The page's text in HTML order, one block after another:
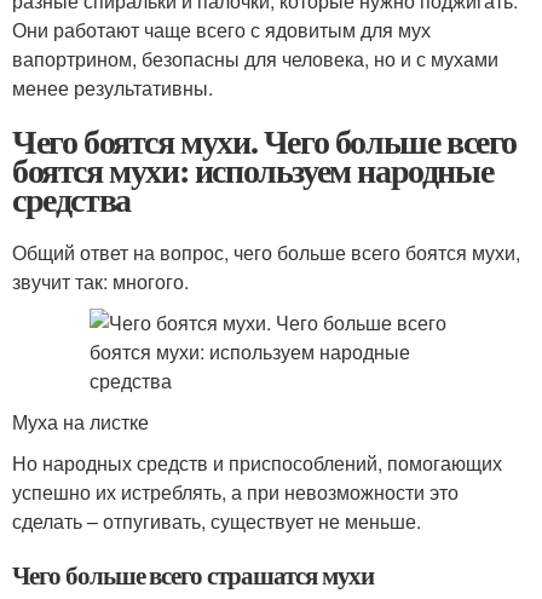
Они работают чаще всего с ядовитым для мух
вапортрином, безопасны для человека, но и с мухами
менее результативны.
Чего боятся мухи. Чего больше всего
боятся мухи: используем народные
средства
Общий ответ на вопрос, чего больше всего боятся мухи,
звучит так: многого.
Муха на листке
Но народных средств и приспособлений, помогающих
успешно их истреблять, а при невозможности это
сделать – отпугивать, существует не меньше.
Чего больше всего страшатся мухи